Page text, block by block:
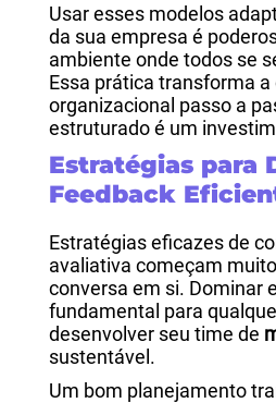
Usar esses modelos
da sua empresa é
ambiente onde todos se
Essa prática transforma a
organizacional passo a
estruturado é um
Estratégias para
Feedback
Estratégias eficazes de
avaliativa começam
conversa em si. Dominar
fundamental para
desenvolver seu time de
sustentável.
Um bom planejamento